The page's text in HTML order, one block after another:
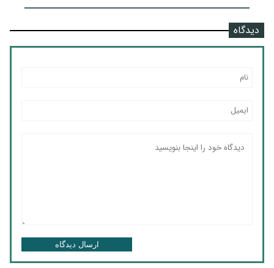
دیدگاه
ارسال دیدگاه